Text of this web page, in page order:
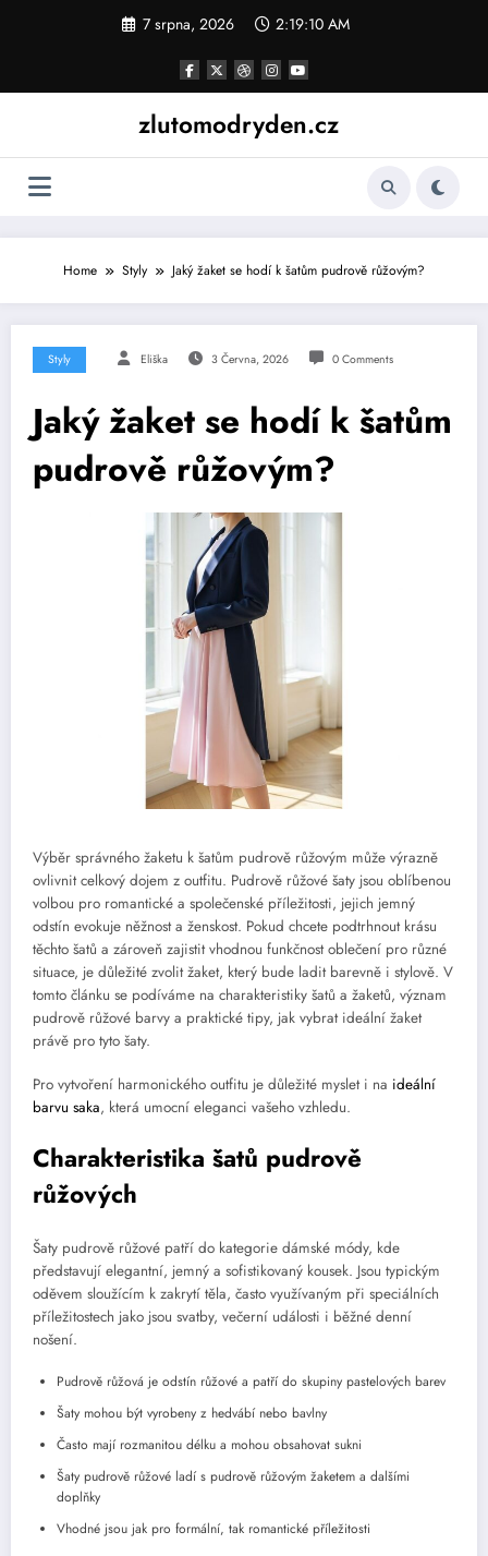
7 srpna, 2026 2:19:10 AM
zlutomodryden.cz
Home Styly Jaký žaket se hodí k šatům pudrově růžovým?
Styly Eliška 3 Června, 2026 0 Comments
Jaký žaket se hodí k šatům
pudrově růžovým?
Výběr správného žaketu k šatům pudrově růžovým může výrazně
ovlivnit celkový dojem z outfitu. Pudrově růžové šaty jsou oblíbenou
volbou pro romantické a společenské příležitosti, jejich jemný
odstín evokuje něžnost a ženskost. Pokud chcete podtrhnout krásu
těchto šatů a zároveň zajistit vhodnou funkčnost oblečení pro různé
situace, je důležité zvolit žaket, který bude ladit barevně i stylově. V
tomto článku se podíváme na charakteristiky šatů a žaketů, význam
pudrově růžové barvy a praktické tipy, jak vybrat ideální žaket
právě pro tyto šaty.
Pro vytvoření harmonického outfitu je důležité myslet i na ideální
barvu saka, která umocní eleganci vašeho vzhledu.
Charakteristika šatů pudrově
růžových
Šaty pudrově růžové patří do kategorie dámské módy, kde
představují elegantní, jemný a sofistikovaný kousek. Jsou typickým
oděvem sloužícím k zakrytí těla, často využívaným při speciálních
příležitostech jako jsou svatby, večerní události i běžné denní
nošení.
Pudrově růžová je odstín růžové a patří do skupiny pastelových barev
Šaty mohou být vyrobeny z hedvábí nebo bavlny
Často mají rozmanitou délku a mohou obsahovat sukni
Šaty pudrově růžové ladí s pudrově růžovým žaketem a dalšími
doplňky
Vhodné jsou jak pro formální, tak romantické příležitosti